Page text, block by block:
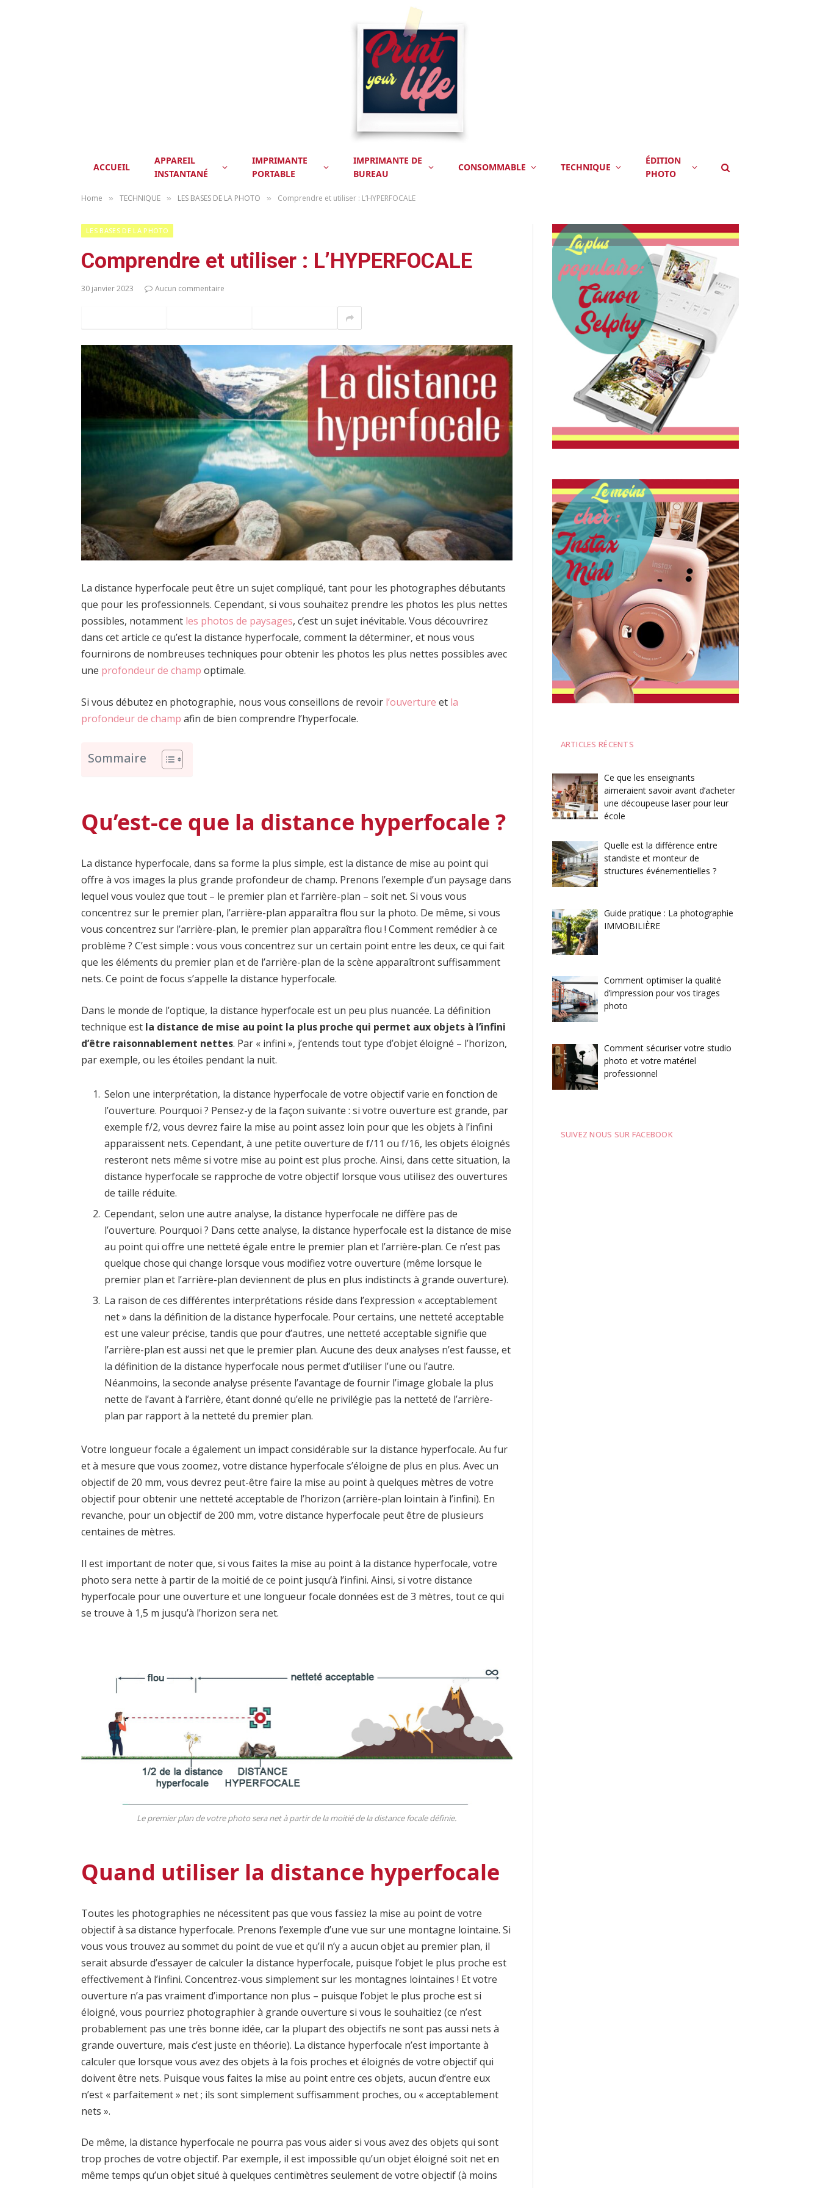
ACCUEIL
APPAREIL
INSTANTANÉ
IMPRIMANTE
PORTABLE
IMPRIMANTE DE
BUREAU
CONSOMMABLE TECHNIQUE
ÉDITION
PHOTO
Home » TECHNIQUE » LES BASES DE LA PHOTO » Comprendre et utiliser : L’HYPERFOCALE
LES BASES DE LA PHOTO
Comprendre et utiliser : L’HYPERFOCALE
30 janvier 2023 Aucun commentaire
La distance hyperfocale peut être un sujet compliqué, tant pour les photographes débutants
que pour les professionnels. Cependant, si vous souhaitez prendre les photos les plus nettes
possibles, notamment les photos de paysages, c’est un sujet inévitable. Vous découvrirez
dans cet article ce qu’est la distance hyperfocale, comment la déterminer, et nous vous
fournirons de nombreuses techniques pour obtenir les photos les plus nettes possibles avec
une profondeur de champ optimale.
Si vous débutez en photographie, nous vous conseillons de revoir l’ouverture et la
profondeur de champ afin de bien comprendre l’hyperfocale.
Sommaire
Qu’est-ce que la distance hyperfocale ?
La distance hyperfocale, dans sa forme la plus simple, est la distance de mise au point qui
offre à vos images la plus grande profondeur de champ. Prenons l’exemple d’un paysage dans
lequel vous voulez que tout – le premier plan et l’arrière-plan – soit net. Si vous vous
concentrez sur le premier plan, l’arrière-plan apparaîtra flou sur la photo. De même, si vous
vous concentrez sur l’arrière-plan, le premier plan apparaîtra flou ! Comment remédier à ce
problème ? C’est simple : vous vous concentrez sur un certain point entre les deux, ce qui fait
que les éléments du premier plan et de l’arrière-plan de la scène apparaîtront suffisamment
nets. Ce point de focus s’appelle la distance hyperfocale.
Dans le monde de l’optique, la distance hyperfocale est un peu plus nuancée. La définition
technique est la distance de mise au point la plus proche qui permet aux objets à l’infini
d’être raisonnablement nettes. Par « infini », j’entends tout type d’objet éloigné – l’horizon,
par exemple, ou les étoiles pendant la nuit.
Selon une interprétation, la distance hyperfocale de votre objectif varie en fonction de
l’ouverture. Pourquoi ? Pensez-y de la façon suivante : si votre ouverture est grande, par
exemple f/2, vous devrez faire la mise au point assez loin pour que les objets à l’infini
apparaissent nets. Cependant, à une petite ouverture de f/11 ou f/16, les objets éloignés
resteront nets même si votre mise au point est plus proche. Ainsi, dans cette situation, la
distance hyperfocale se rapproche de votre objectif lorsque vous utilisez des ouvertures
de taille réduite.
Cependant, selon une autre analyse, la distance hyperfocale ne diffère pas de
l’ouverture. Pourquoi ? Dans cette analyse, la distance hyperfocale est la distance de mise
au point qui offre une netteté égale entre le premier plan et l’arrière-plan. Ce n’est pas
quelque chose qui change lorsque vous modifiez votre ouverture (même lorsque le
premier plan et l’arrière-plan deviennent de plus en plus indistincts à grande ouverture).
La raison de ces différentes interprétations réside dans l’expression « acceptablement
net » dans la définition de la distance hyperfocale. Pour certains, une netteté acceptable
est une valeur précise, tandis que pour d’autres, une netteté acceptable signifie que
l’arrière-plan est aussi net que le premier plan. Aucune des deux analyses n’est fausse, et
la définition de la distance hyperfocale nous permet d’utiliser l’une ou l’autre.
Néanmoins, la seconde analyse présente l’avantage de fournir l’image globale la plus
nette de l’avant à l’arrière, étant donné qu’elle ne privilégie pas la netteté de l’arrière-
plan par rapport à la netteté du premier plan.
Votre longueur focale a également un impact considérable sur la distance hyperfocale. Au fur
et à mesure que vous zoomez, votre distance hyperfocale s’éloigne de plus en plus. Avec un
objectif de 20 mm, vous devrez peut-être faire la mise au point à quelques mètres de votre
objectif pour obtenir une netteté acceptable de l’horizon (arrière-plan lointain à l’infini). En
revanche, pour un objectif de 200 mm, votre distance hyperfocale peut être de plusieurs
centaines de mètres.
Il est important de noter que, si vous faites la mise au point à la distance hyperfocale, votre
photo sera nette à partir de la moitié de ce point jusqu’à l’infini. Ainsi, si votre distance
hyperfocale pour une ouverture et une longueur focale données est de 3 mètres, tout ce qui
se trouve à 1,5 m jusqu’à l’horizon sera net.
Le premier plan de votre photo sera net à partir de la moitié de la distance focale définie.
Quand utiliser la distance hyperfocale
Toutes les photographies ne nécessitent pas que vous fassiez la mise au point de votre
objectif à sa distance hyperfocale. Prenons l’exemple d’une vue sur une montagne lointaine. Si
vous vous trouvez au sommet du point de vue et qu’il n’y a aucun objet au premier plan, il
serait absurde d’essayer de calculer la distance hyperfocale, puisque l’objet le plus proche est
effectivement à l’infini. Concentrez-vous simplement sur les montagnes lointaines ! Et votre
ouverture n’a pas vraiment d’importance non plus – puisque l’objet le plus proche est si
éloigné, vous pourriez photographier à grande ouverture si vous le souhaitiez (ce n’est
probablement pas une très bonne idée, car la plupart des objectifs ne sont pas aussi nets à
grande ouverture, mais c’est juste en théorie). La distance hyperfocale n’est importante à
calculer que lorsque vous avez des objets à la fois proches et éloignés de votre objectif qui
doivent être nets. Puisque vous faites la mise au point entre ces objets, aucun d’entre eux
n’est « parfaitement » net ; ils sont simplement suffisamment proches, ou « acceptablement
nets ».
De même, la distance hyperfocale ne pourra pas vous aider si vous avez des objets qui sont
trop proches de votre objectif. Par exemple, il est impossible qu’un objet éloigné soit net en
même temps qu’un objet situé à quelques centimètres seulement de votre objectif (à moins
ARTICLES RÉCENTS
Ce que les enseignants
aimeraient savoir avant d’acheter
une découpeuse laser pour leur
école
Quelle est la différence entre
standiste et monteur de
structures événementielles ?
Guide pratique : La photographie
IMMOBILIÈRE
Comment optimiser la qualité
d’impression pour vos tirages
photo
Comment sécuriser votre studio
photo et votre matériel
professionnel
SUIVEZ NOUS SUR FACEBOOK